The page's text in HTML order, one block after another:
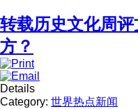
转载历史文化周
方？
Details
Category: 世界热点新闻